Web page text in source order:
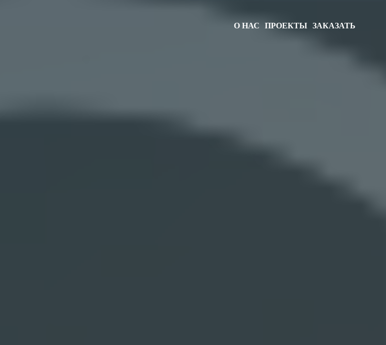
О НАС ПРОЕКТЫ ЗАКАЗАТЬ